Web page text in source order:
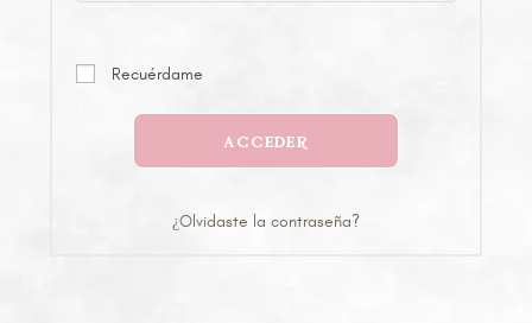
Recuérdame
ACCEDER
¿Olvidaste la contraseña?